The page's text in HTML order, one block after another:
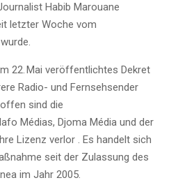
Habib Marouane
letzter Woche vom
22. Mai veröffentlichtes Dekret
Radio- und Fernsehsender
sind die
Médias, Djoma Média und der
Lizenz verlor . Es handelt sich
seit der Zulassung des
im Jahr 2005.